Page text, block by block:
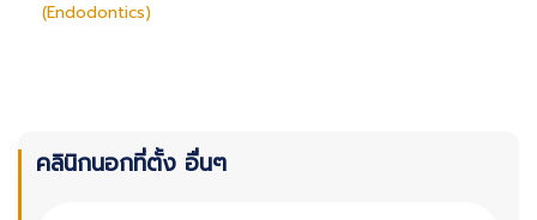
(Endodontics)
คลินิกนอกที่ตั้ง อื่นๆ